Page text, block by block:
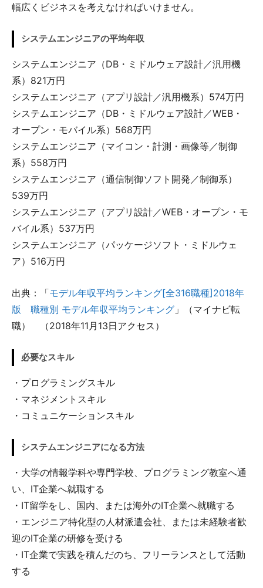
幅広くビジネスを考えなければいけません。
システムエンジニアの平均年収
システムエンジニア（DB・ミドルウェア設計／汎用機
系）821万円
システムエンジニア（アプリ設計／汎用機系）574万円
システムエンジニア（DB・ミドルウェア設計／WEB・
オープン・モバイル系）568万円
システムエンジニア（マイコン・計測・画像等／制御
系）558万円
システムエンジニア（通信制御ソフト開発／制御系）
539万円
システムエンジニア（アプリ設計／WEB・オープン・モ
バイル系）537万円
システムエンジニア（パッケージソフト・ミドルウェ
ア）516万円
出典：「モデル年収平均ランキング[全316職種]2018年
版 職種別 モデル年収平均ランキング 」（マイナビ転
職） （2018年11月13日アクセス）
必要なスキル
・プログラミングスキル
・マネジメントスキル
・コミュニケーションスキル
システムエンジニアになる方法
・大学の情報学科や専門学校、プログラミング教室へ通
い、IT企業へ就職する
・IT留学をし、国内、または海外のIT企業へ就職する
・エンジニア特化型の人材派遣会社、または未経験者歓
迎のIT企業の研修を受ける
・IT企業で実践を積んだのち、フリーランスとして活動
する